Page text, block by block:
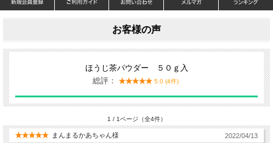
お客様の声
ほうじ茶パウダー ５０ｇ入
総評：
5.0 (4件)
1 / 1ページ（全4件）
まんまるかあちゃん様 2022/04/13